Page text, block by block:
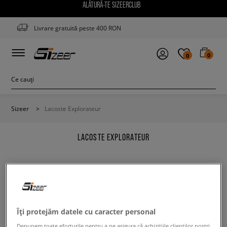
ALĂTURĂ-TE SIZEERCLUB
Livrare gratuită peste 400 RON
0 0
Sizeer > Lacoste Explorateur
LACOSTE EXPLORATEUR
puține filtre.
Îți protejăm datele cu caracter personal